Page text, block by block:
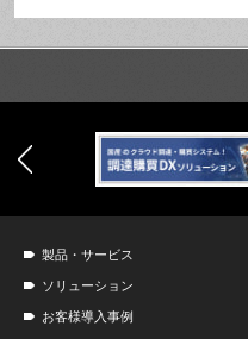
製品・サービス
ソリューション
お客様導入事例